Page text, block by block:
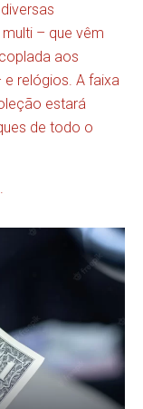
– que vêm
aos
relógios. A faixa
estará
de todo o